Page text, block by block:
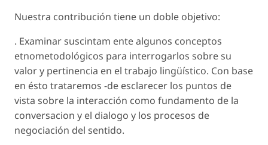
Nuestra contribución tiene un doble objetivo:
. Examinar suscintam ente algunos conceptos
etnometodológicos para interrogarlos sobre su
valor y pertinencia en el trabajo lingüístico. Con base
en ésto trataremos -de esclarecer los puntos de
vista sobre la interacción como fundamento de la
conversacion y el dialogo y los procesos de
negociación del sentido.